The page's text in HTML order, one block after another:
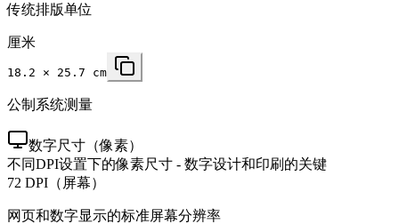
传统排版单位
厘米
18.2 × 25.7 cm
公制系统测量
数字尺寸（像素）
不同DPI设置下的像素尺寸 - 数字设计和印刷的关键
72 DPI（屏幕）
网页和数字显示的标准屏幕分辨率